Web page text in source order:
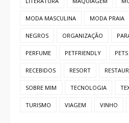
MODA MASCULINA MODA PRAIA
NEGROS ORGANIZAÇÃO
PERFUME PETFRIENDLY PETS
RECEBIDOS RESORT
SOBRE MIM TECNOLOGIA
TURISMO VIAGEM VINHO